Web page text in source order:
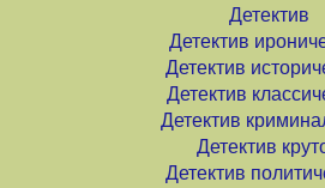
Детектив
Детектив
Детектив
Детектив
Детектив
Детектив
Детектив